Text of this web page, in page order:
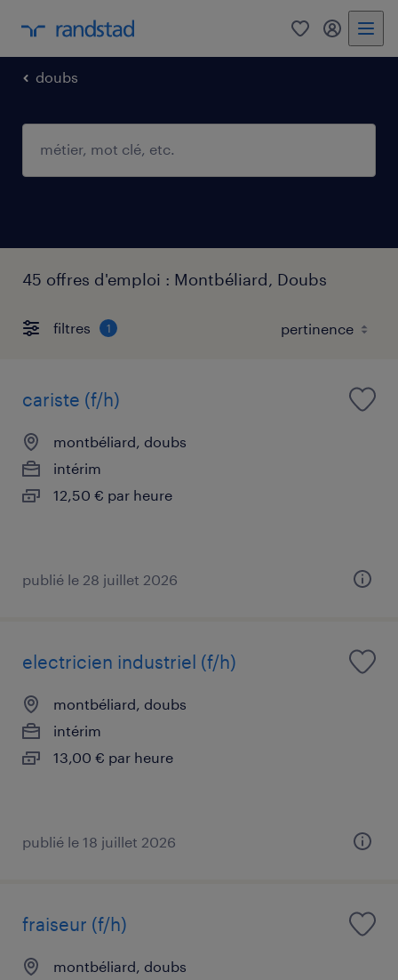
0 mon
doubs
45 offres d'emploi : Montbéliard, Doubs
filtres 1
cariste (f/h)
montbéliard, doubs
intérim
12,50 € par heure
publié le 28 juillet 2026
electricien industriel (f/h)
montbéliard, doubs
intérim
13,00 € par heure
publié le 18 juillet 2026
fraiseur (f/h)
montbéliard, doubs